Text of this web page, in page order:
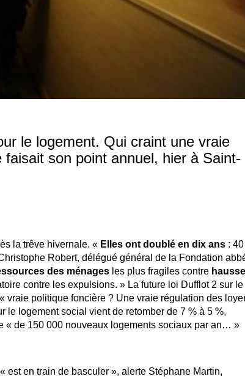
le logement. Qui craint une vraie
son point annuel, hier à Saint-
la trêve hivernale. « Elles ont doublé en dix ans : 40
Robert, délégué général de la Fondation
des ménages les plus fragiles contre hausse
contre les expulsions. » La future loi Dufflot 2 sur le
vraie politique foncière ? Une vraie régulation des
le logement social vient de retomber de 7 % à 5 %,
« de 150 000 nouveaux logements sociaux par an… »
est en train de basculer », alerte Stéphane Martin,